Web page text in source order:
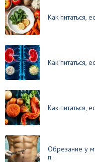
Как питаться,
Как питаться,
Как питаться,
Обрезание у
п...